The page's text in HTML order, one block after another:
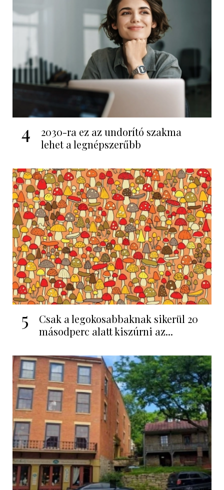
4
2030-ra ez az undorító szakma
lehet a legnépszerűbb
5
Csak a legokosabbaknak sikerül 20
másodperc alatt kiszúrni az...